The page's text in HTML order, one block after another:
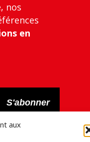
aux
nos
en
pour vous envoyer
concernant